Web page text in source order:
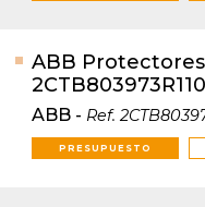
ABB
ABB - Ref.
PRESUPUESTO